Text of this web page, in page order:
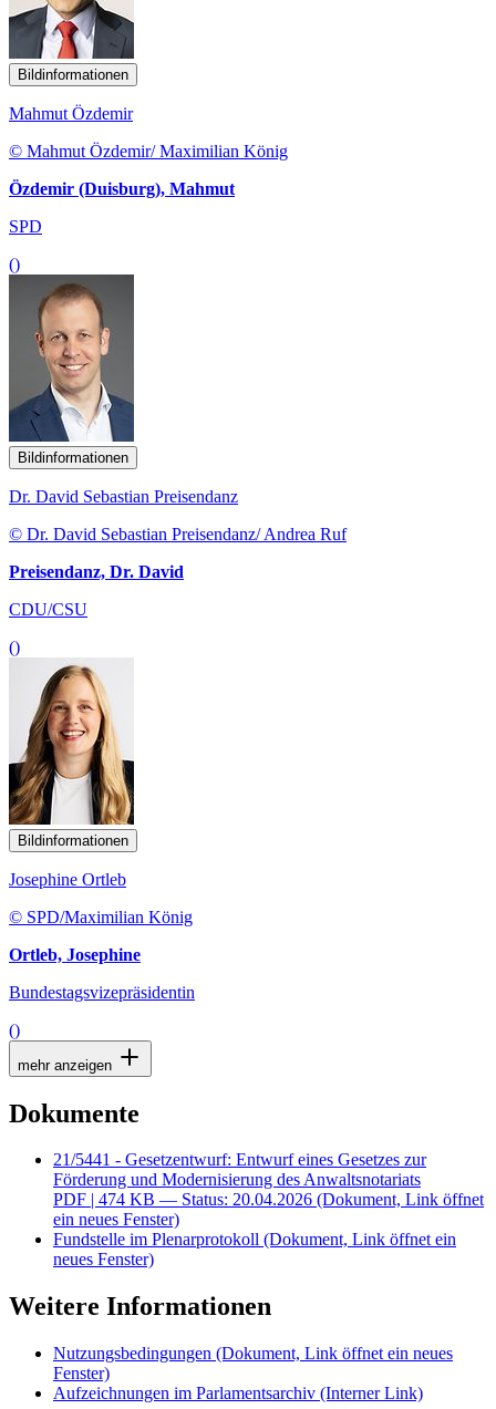
Bildinformationen
Mahmut Özdemir
© Mahmut Özdemir/ Maximilian König
Özdemir (Duisburg), Mahmut
SPD
()
Bildinformationen
Dr. David Sebastian Preisendanz
© Dr. David Sebastian Preisendanz/ Andrea Ruf
Preisendanz, Dr. David
CDU/CSU
()
Bildinformationen
Josephine Ortleb
© SPD/Maximilian König
Ortleb, Josephine
Bundestagsvizepräsidentin
()
mehr anzeigen
Dokumente
21/5441 - Gesetzentwurf: Entwurf eines Gesetzes zur
Förderung und Modernisierung des Anwaltsnotariats
PDF | 474 KB — Status: 20.04.2026 (Dokument, Link öffnet
ein neues Fenster)
Fundstelle im Plenarprotokoll (Dokument, Link öffnet ein
neues Fenster)
Weitere Informationen
Nutzungsbedingungen (Dokument, Link öffnet ein neues
Fenster)
Aufzeichnungen im Parlamentsarchiv (Interner Link)